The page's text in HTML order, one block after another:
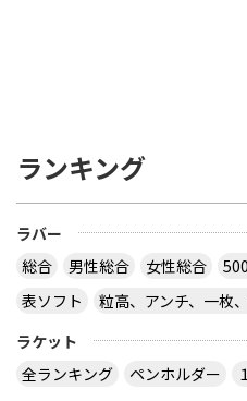
ランキング
ラバー
総合
男性総合 女性総合
表ソフト
粒高、アンチ、一枚
ラケット
全ランキング
ペンホルダー